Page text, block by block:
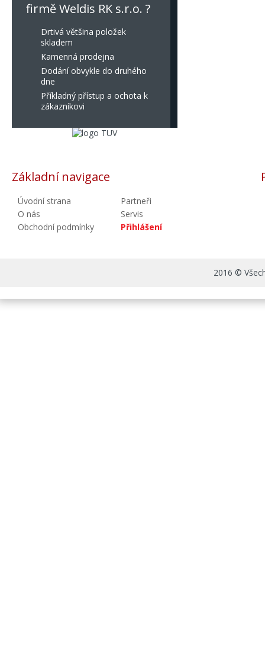
firmě Weldis RK s.r.o. ?
Drtivá většina položek
skladem
Kamenná prodejna
Dodání obvykle do druhého
dne
Příkladný přístup a ochota k
zákazníkovi
Základní navigace
Úvodní strana
O nás
Obchodní podmínky
Partneři
Servis
Přihlášení
2016 ©